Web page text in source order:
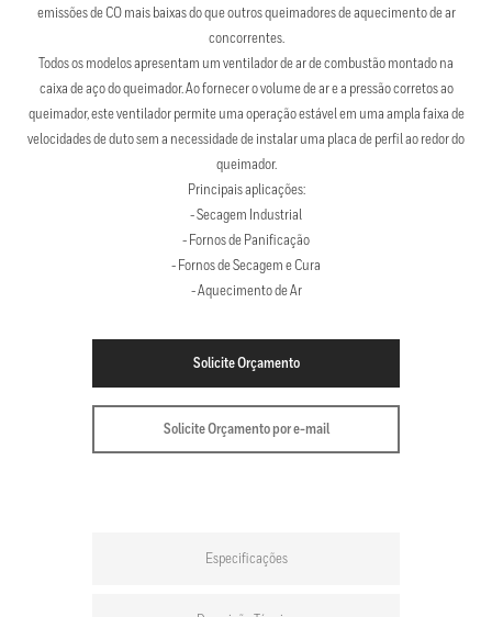
emissões de CO mais baixas do que outros queimadores de aquecimento de ar
concorrentes.
Todos os modelos apresentam um ventilador de ar de combustão montado na
caixa de aço do queimador. Ao fornecer o volume de ar e a pressão corretos ao
queimador, este ventilador permite uma operação estável em uma ampla faixa de
velocidades de duto sem a necessidade de instalar uma placa de perfil ao redor do
queimador.
Principais aplicações:
- Secagem Industrial
- Fornos de Panificação
- Fornos de Secagem e Cura
- Aquecimento de Ar
Solicite Orçamento
Solicite Orçamento por e-mail
Especificações